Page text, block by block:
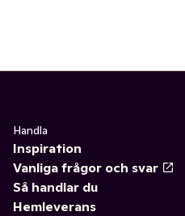
Handla
Inspiration
Vanliga frågor och svar
Så handlar du
Hemleverans